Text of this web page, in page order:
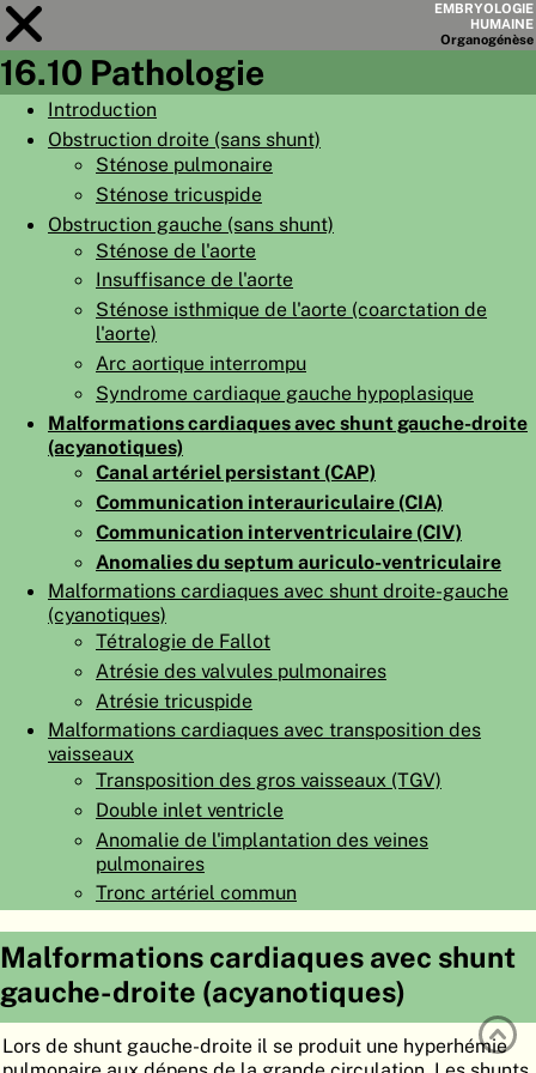
EMBRYOLOGIE
HUMAINE
Organogénèse
Module16
LISTE DES CHAPITRES
ACCUEIL
EMBRYO
ORGANOGÉNÈSE
ATLASEMBRYOLOGY
DE
16.10 Pathologie
Introduction
Obstruction droite (sans shunt)
Sténose pulmonaire
Sténose tricuspide
Obstruction gauche (sans shunt)
Sténose de l'aorte
Insuffisance de l'aorte
Sténose isthmique de l'aorte (coarctation de
l'aorte)
Arc aortique interrompu
Syndrome cardiaque gauche hypoplasique
Malformations cardiaques avec shunt gauche-droite
(acyanotiques)
Canal artériel persistant (CAP)
Communication interauriculaire (CIA)
Communication interventriculaire (CIV)
Anomalies du septum auriculo-ventriculaire
Malformations cardiaques avec shunt droite-gauche
(cyanotiques)
Tétralogie de Fallot
Atrésie des valvules pulmonaires
Atrésie tricuspide
Malformations cardiaques avec transposition des
vaisseaux
Transposition des gros vaisseaux (TGV)
Double inlet ventricle
Anomalie de l'implantation des veines
pulmonaires
Tronc artériel commun
Malformations cardiaques avec shunt
gauche-droite (acyanotiques)
Lors de shunt gauche-droite il se produit une hyperhémie